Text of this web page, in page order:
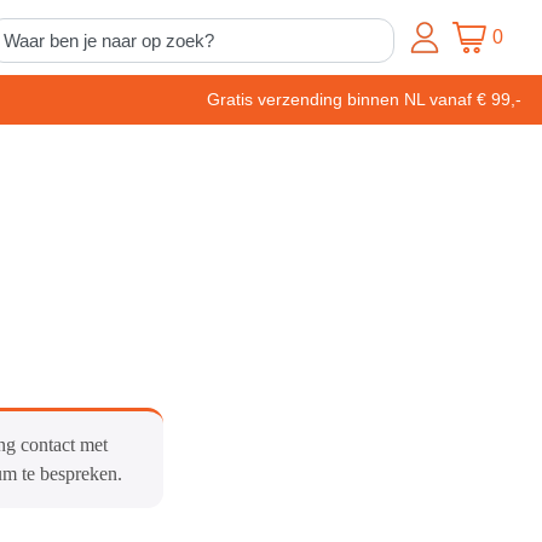
0
Gratis verzending binnen NL vanaf € 99,-
contact met
te bespreken.